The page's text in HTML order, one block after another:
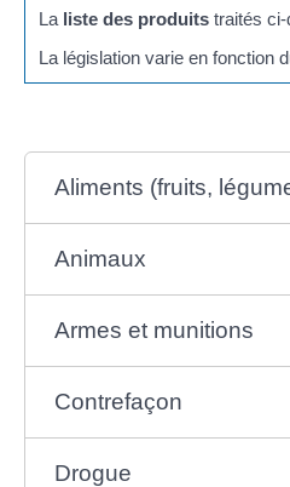
La liste des produits traités
La législation varie en fonction
Aliments (fruits,
Animaux
Armes et munitions
Contrefaçon
Drogue